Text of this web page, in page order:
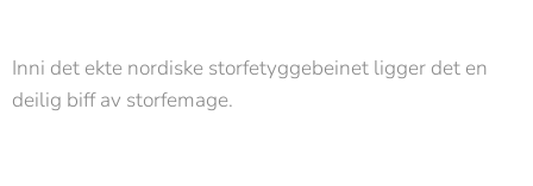
Inni det ekte nordiske storfetyggebeinet ligger det en
deilig biff av storfemage.